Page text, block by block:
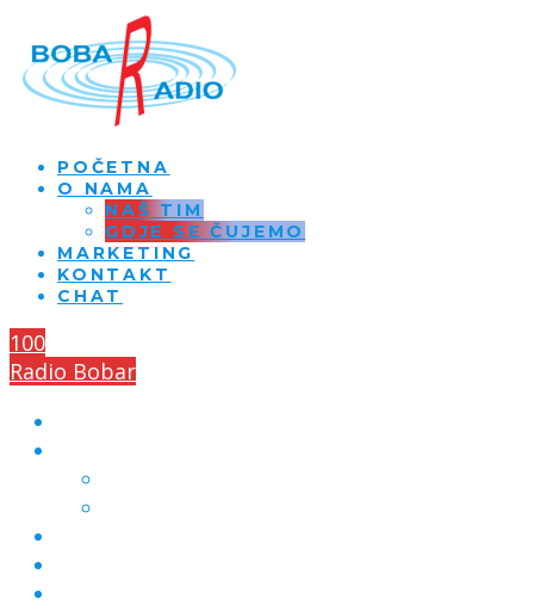
POČETNA
O NAMA
NAŠ TIM
GDJE SE ČUJEMO
MARKETING
KONTAKT
CHAT
100
Radio Bobar